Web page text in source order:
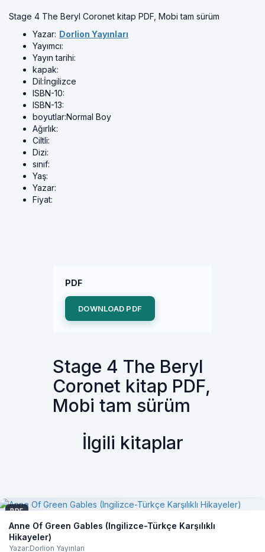
Stage 4 The Beryl Coronet kitap PDF, Mobi tam sürüm
Yazar: Dorlion Yayınları
Yayımcı:
Yayın tarihi:
kapak:
Dil:İngilizce
ISBN-10:
ISBN-13:
boyutlar:Normal Boy
Ağırlık:
Ciltli:
Dizi:
sınıf:
Yaş:
Yazar:
Fiyat:
PDF
DOWNLOAD PDF
Stage 4 The Beryl
Coronet kitap PDF,
Mobi tam sürüm
İlgili kitaplar
PDF
Anne Of Green Gables (Ingilizce-Türkçe Karşılıklı
Hikayeler)
Yazar:Dorlion Yayınları